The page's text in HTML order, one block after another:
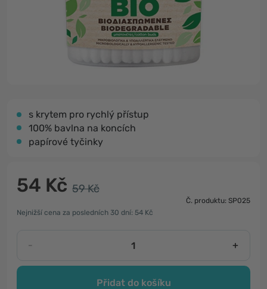
s krytem pro rychlý přístup
100% bavlna na koncích
papírové tyčinky
54 Kč 59 Kč
Č. produktu: SP025
Nejnižší cena za posledních 30 dní: 54 Kč
- +
Přidat do košíku